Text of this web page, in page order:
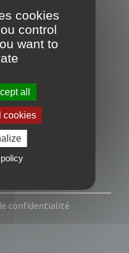
confidentialité
cookies
control
want to
all
cookies